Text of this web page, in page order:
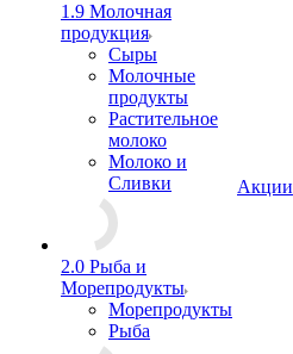
1.9 Молочная
продукция
Сыры
Молочные
продукты
Растительное
молоко
Молоко и
Сливки
2.0 Рыба и
Морепродукты
Морепродукты
Рыба
Акции